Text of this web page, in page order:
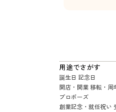
用途でさがす
誕生日 記念日
開店・開業 移転・周
プロポーズ
創業記念・就任祝い